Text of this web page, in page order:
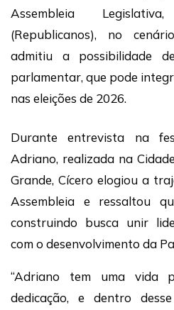
Assembleia
(Republicanos), no
admitiu a possibilidade
parlamentar, que pode
nas eleições de 2026.
Durante entrevista na
Adriano, realizada na
Grande, Cícero elogiou a
Assembleia e ressaltou
construindo busca unir
com o desenvolvimento da
“Adriano tem uma vida
dedicação, e dentro